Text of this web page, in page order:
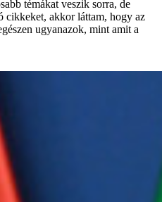
témákat veszik sorra, de
cikkeket, akkor láttam, hogy az
ugyanazok, mint amit a